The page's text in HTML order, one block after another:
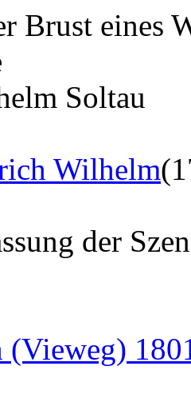
Brust eines
Soltau
Wilhelm
der
(Vieweg)